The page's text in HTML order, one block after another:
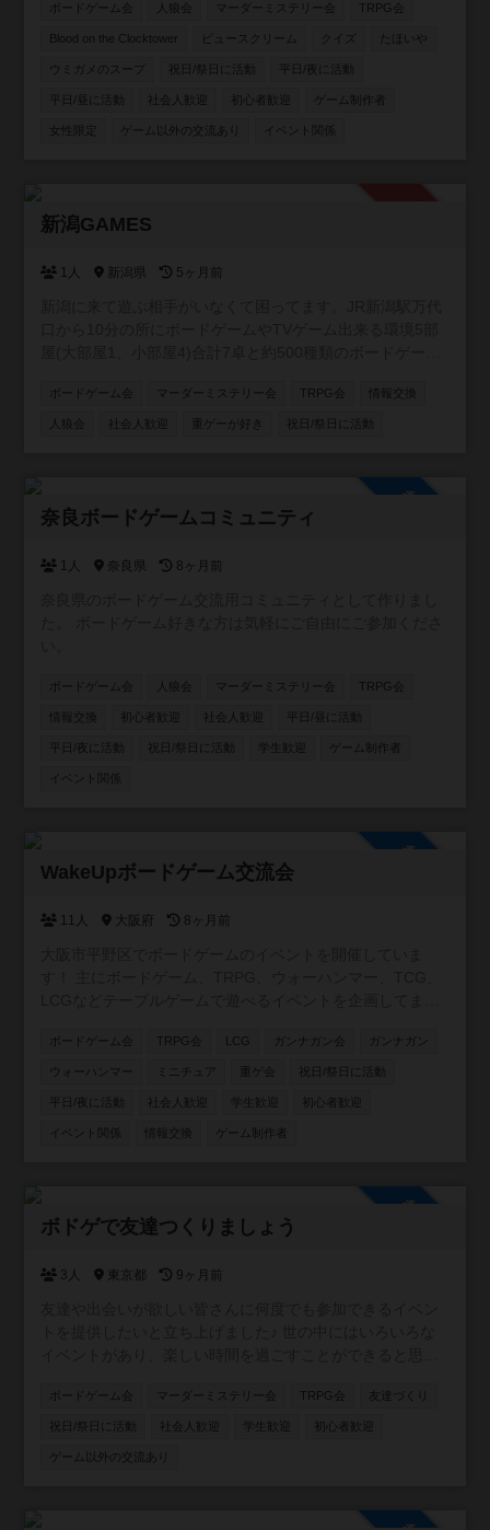
ンテンツを通じた友達作りができる温かい環境を提供して
います。 【主な活動内容】 🎲四ツ谷、板橋、押上、表参
会も！ 🔍マーダーミステリーや謎解き、推理ゲーム、
TRPGの会も開催中！ 🐺 次世代推理ゲーム「Blood on the
メ！】 ・ボドゲを始めたい初心者さん🔰 ・勝ち負けよりワ
イワイ楽しむのが好きな方😆 ・ゲームを通して気の合う仲
参加の方もご安心ください！一緒に豊かなボードゲームラ
ボードゲーム会 人狼会 マーダーミステリー会 TRPG会
Blood on the Clocktower ビュースクリーム クイズ たほいや
ウミガメのスープ 祝日/祭日に活動 平日/夜に活動
平日/昼に活動 社会人歓迎 初心者歓迎 ゲーム制作者
女性限定 ゲーム以外の交流あり イベント関係
新潟GAMES
1人 新潟県 5ヶ月前
は500種類くらいあります。 土曜日AM9時〜17時で活動し
ます。 参加費無料です。 【規約】 ①室内は禁煙です。 ②
ボードゲーム会 マーダーミステリー会 TRPG会 情報交換
人狼会 社会人歓迎 重ゲーが好き 祝日/祭日に活動
奈良ボードゲームコミュニティ
1人 奈良県 8ヶ月前
ボードゲーム会 人狼会 マーダーミステリー会 TRPG会
情報交換 初心者歓迎 社会人歓迎 平日/昼に活動
平日/夜に活動 祝日/祭日に活動 学生歓迎 ゲーム制作者
イベント関係
WakeUpボードゲーム交流会
11人 大阪府 8ヶ月前
がら楽しめたらと思っています。 平野区は遊べる場所や交
流できる場所が少ないと思い、皆さんが遊べる場所を作ろ
ボードゲーム会 TRPG会 LCG ガンナガン会 ガンナガン
ウォーハンマー ミニチュア 重ゲ会 祝日/祭日に活動
平日/夜に活動 社会人歓迎 学生歓迎 初心者歓迎
イベント関係 情報交換 ゲーム制作者
ボドゲで友達つくりましょう
3人 東京都 9ヶ月前
いで終わってしまうことはよくありませんか？ ボードゲー
ムをやることが目的で次につながらない。 主催自身、この
仲良くなりやすいツールを通して親しくなっていきましょ
ボードゲーム会 マーダーミステリー会 TRPG会 友達づくり
祝日/祭日に活動 社会人歓迎 学生歓迎 初心者歓迎
ゲーム以外の交流あり